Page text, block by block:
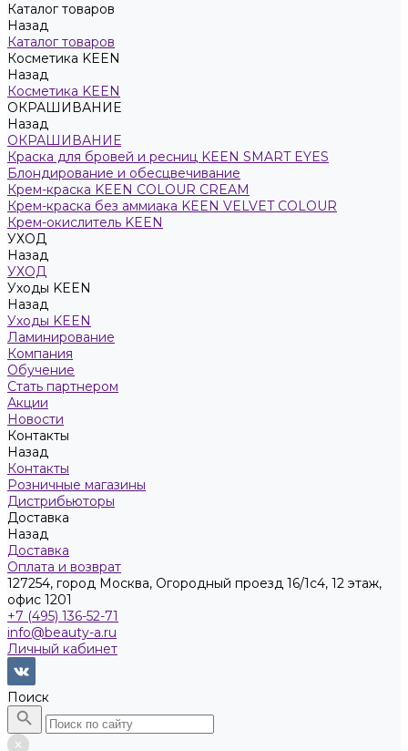
Каталог товаров
Назад
Каталог товаров
Косметика KEEN
Назад
Косметика KEEN
ОКРАШИВАНИЕ
Назад
ОКРАШИВАНИЕ
Краска для бровей и ресниц KEEN SMART EYES
Блондирование и обесцвечивание
Крем-краска KEEN COLOUR CREAM
Крем-краска без аммиака KEEN VELVET COLOUR
Крем-окислитель KEEN
УХОД
Назад
УХОД
Уходы KEEN
Назад
Уходы KEEN
Ламинирование
Компания
Обучение
Стать партнером
Акции
Новости
Контакты
Назад
Контакты
Розничные магазины
Дистрибьюторы
Доставка
Назад
Доставка
Оплата и возврат
127254, город Москва, Огородный проезд 16/1с4, 12 этаж,
офис 1201
+7 (495) 136-52-71
info@beauty-a.ru
Личный кабинет
Поиск